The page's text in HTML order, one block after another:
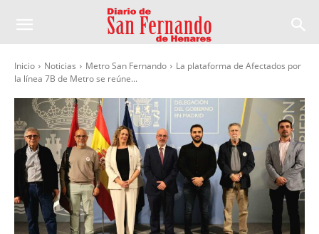
Inicio Noticias Metro San Fernando
La plataforma de Afectados por
la línea 7B de Metro se reúne...